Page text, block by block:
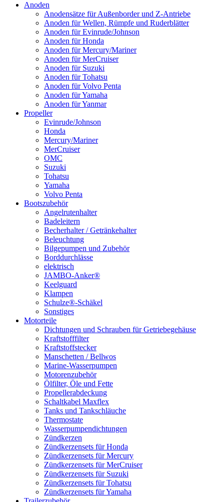
Anoden
Anodensätze für Außenborder und Z-Antriebe
Anoden für Wellen, Rümpfe und Ruderblätter
Anoden für Evinrude/Johnson
Anoden für Honda
Anoden für Mercury/Mariner
Anoden für MerCruiser
Anoden für Suzuki
Anoden für Tohatsu
Anoden für Volvo Penta
Anoden für Yamaha
Anoden für Yanmar
Propeller
Evinrude/Johnson
Honda
Mercury/Mariner
MerCruiser
OMC
Suzuki
Tohatsu
Yamaha
Volvo Penta
Bootszubehör
Angelrutenhalter
Badeleitern
Becherhalter / Getränkehalter
Beleuchtung
Bilgepumpen und Zubehör
Borddurchlässe
elektrisch
JAMBO-Anker®
Keelguard
Klampen
Schulze®-Schäkel
Sonstiges
Motorteile
Dichtungen und Schrauben für Getriebegehäuse
Kraftstofffilter
Kraftstoffstecker
Manschetten / Bellwos
Marine-Wasserpumpen
Motorenzubehör
Ölfilter, Öle und Fette
Propellerabdeckung
Schaltkabel Maxflex
Tanks und Tankschläuche
Thermostate
Wasserpumpendichtungen
Zündkerzen
Zündkerzensets für Honda
Zündkerzensets für Mercury
Zündkerzensets für MerCruiser
Zündkerzensets für Suzuki
Zündkerzensets für Tohatsu
Zündkerzensets für Yamaha